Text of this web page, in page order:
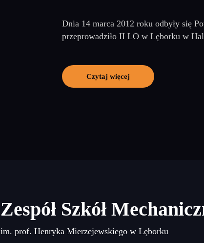
Dnia 14 marca 2012 roku odbyły się
przeprowadziło II LO w Lęborku w
Czytaj więcej
Zespół Szkół
im. prof. Henryka Mierzejewskiego w Lęborku